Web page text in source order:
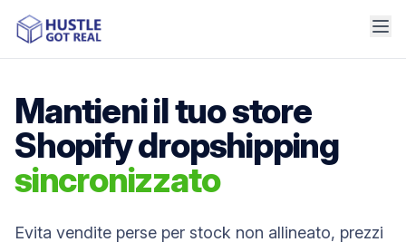
Mantieni il tuo store
Shopify dropshipping
sincronizzato
Evita vendite perse per stock non allineato, prezzi